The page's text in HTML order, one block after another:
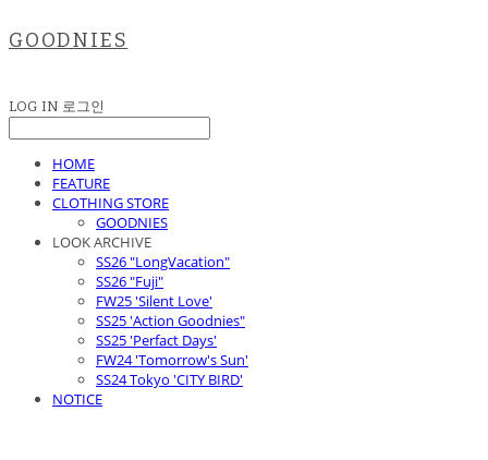
GOODNIES
LOG IN 로그인
HOME
FEATURE
CLOTHING STORE
GOODNIES
LOOK ARCHIVE
SS26 "LongVacation"
SS26 "Fuji"
FW25 'Silent Love'
SS25 'Action Goodnies"
SS25 'Perfact Days'
FW24 'Tomorrow's Sun'
SS24 Tokyo 'CITY BIRD'
NOTICE